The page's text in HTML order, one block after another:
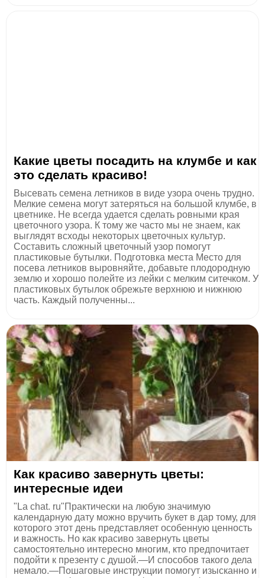
Какие цветы посадить на клумбе и как
это сделать красиво!
Высевать семена летников в виде узора очень трудно.
Мелкие семена могут затеряться на большой клумбе, в
цветнике. Не всегда удается сделать ровными края
цветочного узора. К тому же часто мы не знаем, как
выглядят всходы некоторых цветочных культур.
Составить сложный цветочный узор помогут
пластиковые бутылки. Подготовка места Место для
посева летников выровняйте, добавьте плодородную
землю и хорошо полейте из лейки с мелким ситечком. У
пластиковых бутылок обрежьте верхнюю и нижнюю
часть. Каждый полученны...
Как красиво завернуть цветы:
интересные идеи
"La chat. ru"Практически на любую значимую
календарную дату можно вручить букет в дар тому, для
которого этот день представляет особенную ценность
и важность. Но как красиво завернуть цветы
самостоятельно интересно многим, кто предпочитает
подойти к презенту с душой.—И способов такого дела
немало.—Пошаговые инструкции помогут изысканно и